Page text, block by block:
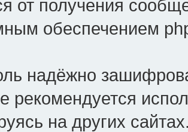
от получения
обеспечением
надёжно
рекомендуется
на других